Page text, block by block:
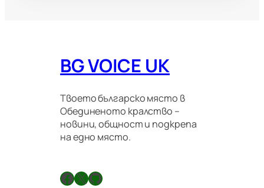
BG VOICE UK
Твоето българско място в
Обединеното кралство –
новини, общност и подкрепа
на едно място.
Facebook X GitHub